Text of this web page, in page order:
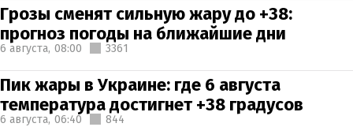
Грозы сменят сильную жару до +38:
прогноз погоды на ближайшие дни
6 августа, 08:00 3361
Пик жары в Украине: где 6 августа
температура достигнет +38 градусов
6 августа, 06:40 844